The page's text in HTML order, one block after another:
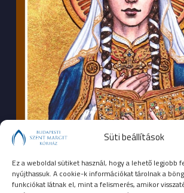
Süti beállítások
Ez a weboldal sütiket használ, hogy a lehető legjobb
nyújthassuk. A cookie-k információkat tárolnak a
funkciókat látnak el, mint a felismerés, amikor